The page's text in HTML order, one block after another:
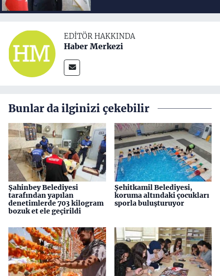
EDITÖR HAKKINDA
Haber Merkezi
Bunlar da ilginizi çekebilir
Şahinbey Belediyesi
tarafından yapılan
denetimlerde 703 kilogram
bozuk et ele geçirildi
Şehitkamil Belediyesi,
koruma altındaki çocukları
sporla buluşturuyor